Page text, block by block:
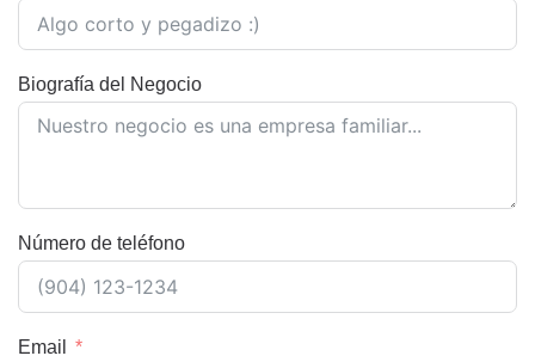
Biografía del Negocio
Número de teléfono
Email